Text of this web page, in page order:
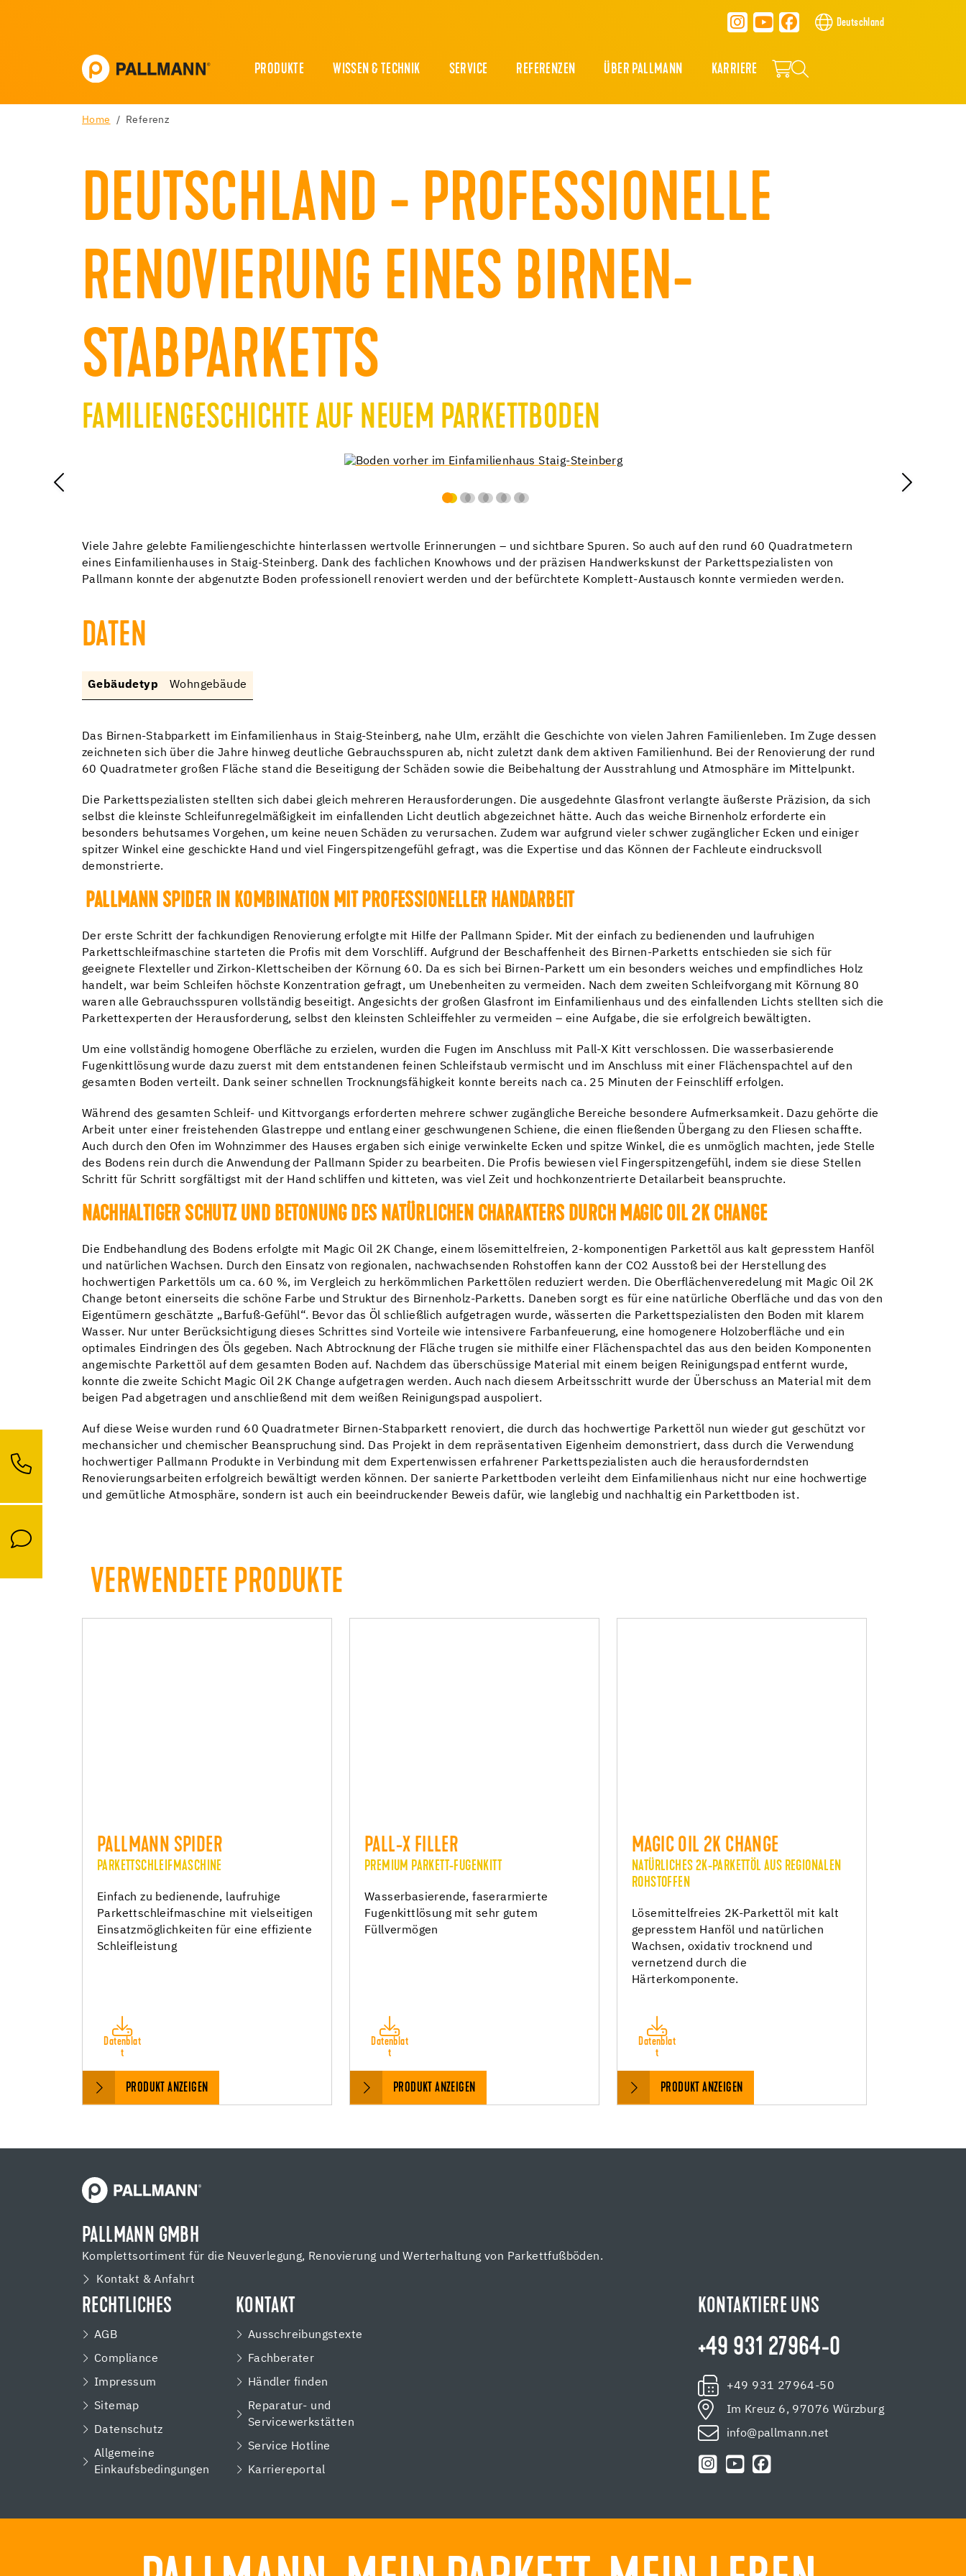
Deutschland
PRODUKTE WISSEN & TECHNIK SERVICE REFERENZEN ÜBER PALLMANN KARRIERE
Home Referenz
DEUTSCHLAND - PROFESSIONELLE
RENOVIERUNG EINES BIRNEN-
STABPARKETTS
FAMILIENGESCHICHTE AUF NEUEM PARKETTBODEN
Viele Jahre gelebte Familiengeschichte hinterlassen wertvolle Erinnerungen – und sichtbare Spuren. So auch auf den rund 60 Quadratmetern
eines Einfamilienhauses in Staig-Steinberg. Dank des fachlichen Knowhows und der präzisen Handwerkskunst der Parkettspezialisten von
Pallmann konnte der abgenutzte Boden professionell renoviert werden und der befürchtete Komplett-Austausch konnte vermieden werden.
DATEN
Gebäudetyp Wohngebäude
Das Birnen-Stabparkett im Einfamilienhaus in Staig-Steinberg, nahe Ulm, erzählt die Geschichte von vielen Jahren Familienleben. Im Zuge dessen
zeichneten sich über die Jahre hinweg deutliche Gebrauchsspuren ab, nicht zuletzt dank dem aktiven Familienhund. Bei der Renovierung der rund
60 Quadratmeter großen Fläche stand die Beseitigung der Schäden sowie die Beibehaltung der Ausstrahlung und Atmosphäre im Mittelpunkt.
Die Parkettspezialisten stellten sich dabei gleich mehreren Herausforderungen. Die ausgedehnte Glasfront verlangte äußerste Präzision, da sich
selbst die kleinste Schleifunregelmäßigkeit im einfallenden Licht deutlich abgezeichnet hätte. Auch das weiche Birnenholz erforderte ein
besonders behutsames Vorgehen, um keine neuen Schäden zu verursachen. Zudem war aufgrund vieler schwer zugänglicher Ecken und einiger
spitzer Winkel eine geschickte Hand und viel Fingerspitzengefühl gefragt, was die Expertise und das Können der Fachleute eindrucksvoll
demonstrierte.
PALLMANN SPIDER IN KOMBINATION MIT PROFESSIONELLER HANDARBEIT
Der erste Schritt der fachkundigen Renovierung erfolgte mit Hilfe der Pallmann Spider. Mit der einfach zu bedienenden und laufruhigen
Parkettschleifmaschine starteten die Profis mit dem Vorschliff. Aufgrund der Beschaffenheit des Birnen-Parketts entschieden sie sich für
geeignete Flexteller und Zirkon-Klettscheiben der Körnung 60. Da es sich bei Birnen-Parkett um ein besonders weiches und empfindliches Holz
handelt, war beim Schleifen höchste Konzentration gefragt, um Unebenheiten zu vermeiden. Nach dem zweiten Schleifvorgang mit Körnung 80
waren alle Gebrauchsspuren vollständig beseitigt. Angesichts der großen Glasfront im Einfamilienhaus und des einfallenden Lichts stellten sich die
Parkettexperten der Herausforderung, selbst den kleinsten Schleiffehler zu vermeiden – eine Aufgabe, die sie erfolgreich bewältigten.
Um eine vollständig homogene Oberfläche zu erzielen, wurden die Fugen im Anschluss mit Pall-X Kitt verschlossen. Die wasserbasierende
Fugenkittlösung wurde dazu zuerst mit dem entstandenen feinen Schleifstaub vermischt und im Anschluss mit einer Flächenspachtel auf den
gesamten Boden verteilt. Dank seiner schnellen Trocknungsfähigkeit konnte bereits nach ca. 25 Minuten der Feinschliff erfolgen.
Während des gesamten Schleif- und Kittvorgangs erforderten mehrere schwer zugängliche Bereiche besondere Aufmerksamkeit. Dazu gehörte die
Arbeit unter einer freistehenden Glastreppe und entlang einer geschwungenen Schiene, die einen fließenden Übergang zu den Fliesen schaffte.
Auch durch den Ofen im Wohnzimmer des Hauses ergaben sich einige verwinkelte Ecken und spitze Winkel, die es unmöglich machten, jede Stelle
des Bodens rein durch die Anwendung der Pallmann Spider zu bearbeiten. Die Profis bewiesen viel Fingerspitzengefühl, indem sie diese Stellen
Schritt für Schritt sorgfältigst mit der Hand schliffen und kitteten, was viel Zeit und hochkonzentrierte Detailarbeit beanspruchte.
NACHHALTIGER SCHUTZ UND BETONUNG DES NATÜRLICHEN CHARAKTERS DURCH MAGIC OIL 2K CHANGE
Die Endbehandlung des Bodens erfolgte mit Magic Oil 2K Change, einem lösemittelfreien, 2-komponentigen Parkettöl aus kalt gepresstem Hanföl
und natürlichen Wachsen. Durch den Einsatz von regionalen, nachwachsenden Rohstoffen kann der CO2 Ausstoß bei der Herstellung des
hochwertigen Parkettöls um ca. 60 %, im Vergleich zu herkömmlichen Parkettölen reduziert werden. Die Oberflächenveredelung mit Magic Oil 2K
Change betont einerseits die schöne Farbe und Struktur des Birnenholz-Parketts. Daneben sorgt es für eine natürliche Oberfläche und das von den
Eigentümern geschätzte „Barfuß-Gefühl“. Bevor das Öl schließlich aufgetragen wurde, wässerten die Parkettspezialisten den Boden mit klarem
Wasser. Nur unter Berücksichtigung dieses Schrittes sind Vorteile wie intensivere Farbanfeuerung, eine homogenere Holzoberfläche und ein
optimales Eindringen des Öls gegeben. Nach Abtrocknung der Fläche trugen sie mithilfe einer Flächenspachtel das aus den beiden Komponenten
angemischte Parkettöl auf dem gesamten Boden auf. Nachdem das überschüssige Material mit einem beigen Reinigungspad entfernt wurde,
konnte die zweite Schicht Magic Oil 2K Change aufgetragen werden. Auch nach diesem Arbeitsschritt wurde der Überschuss an Material mit dem
beigen Pad abgetragen und anschließend mit dem weißen Reinigungspad auspoliert.
Auf diese Weise wurden rund 60 Quadratmeter Birnen-Stabparkett renoviert, die durch das hochwertige Parkettöl nun wieder gut geschützt vor
mechansicher und chemischer Beanspruchung sind. Das Projekt in dem repräsentativen Eigenheim demonstriert, dass durch die Verwendung
hochwertiger Pallmann Produkte in Verbindung mit dem Expertenwissen erfahrener Parkettspezialisten auch die herausforderndsten
Renovierungsarbeiten erfolgreich bewältigt werden können. Der sanierte Parkettboden verleiht dem Einfamilienhaus nicht nur eine hochwertige
und gemütliche Atmosphäre, sondern ist auch ein beeindruckender Beweis dafür, wie langlebig und nachhaltig ein Parkettboden ist.
VERWENDETE PRODUKTE
PALLMANN SPIDER
PARKETTSCHLEIFMASCHINE
Einfach zu bedienende, laufruhige
Parkettschleifmaschine mit vielseitigen
Einsatzmöglichkeiten für eine effiziente
Schleifleistung
Datenblat
t
PRODUKT ANZEIGEN
PALL-X FILLER
PREMIUM PARKETT-FUGENKITT
Wasserbasierende, faserarmierte
Fugenkittlösung mit sehr gutem
Füllvermögen
Datenblat
t
PRODUKT ANZEIGEN
MAGIC OIL 2K CHANGE
NATÜRLICHES 2K-PARKETTÖL AUS REGIONALEN
ROHSTOFFEN
Lösemittelfreies 2K-Parkettöl mit kalt
gepresstem Hanföl und natürlichen
Wachsen, oxidativ trocknend und
vernetzend durch die
Härterkomponente.
Datenblat
t
PRODUKT ANZEIGEN
PALLMANN GMBH
Komplettsortiment für die Neuverlegung, Renovierung und Werterhaltung von Parkettfußböden.
Kontakt & Anfahrt
RECHTLICHES
AGB
Compliance
Impressum
Sitemap
Datenschutz
Allgemeine
Einkaufsbedingungen
KONTAKT
Ausschreibungstexte
Fachberater
Händler finden
Reparatur- und
Servicewerkstätten
Service Hotline
Karriereportal
KONTAKTIERE UNS
+49 931 27964-0
+49 931 27964-50
Im Kreuz 6, 97076 Würzburg
info@pallmann.net